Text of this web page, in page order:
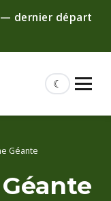
dernier départ
☾
Géante